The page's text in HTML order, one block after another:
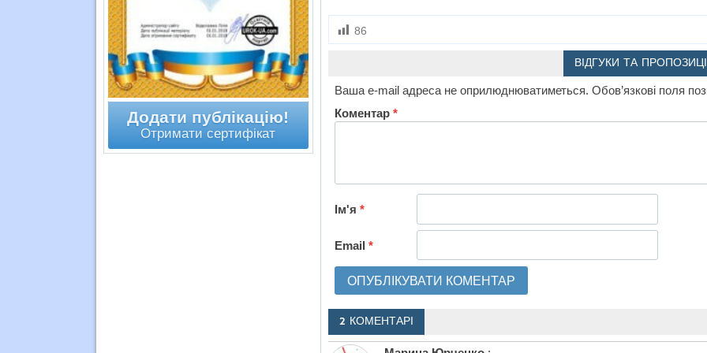
86
ВІДГУКИ ТА
Ваша e-mail адреса не оприлюднюватиметься. Обов’язкові поля
Коментар *
Ім'я *
Email *
2 КОМЕНТАРІ
Додати публікацію!
Отримати сертифікат